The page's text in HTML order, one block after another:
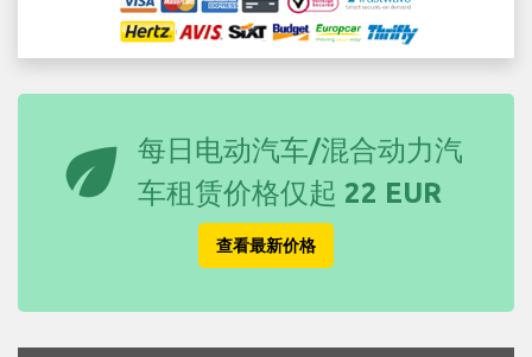
eco
每日电动汽车/混合动力汽
车租赁价格仅起 22 EUR
查看最新价格